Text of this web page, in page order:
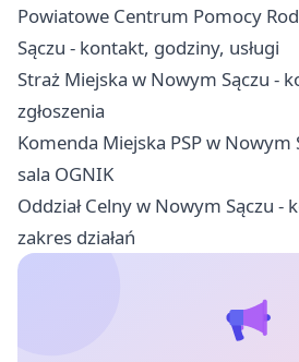
Powiatowe Centrum Pomocy
Sączu - kontakt, godziny, usługi
Straż Miejska w Nowym Sączu -
zgłoszenia
Komenda Miejska PSP w Nowym
sala OGNIK
Oddział Celny w Nowym Sączu -
zakres działań